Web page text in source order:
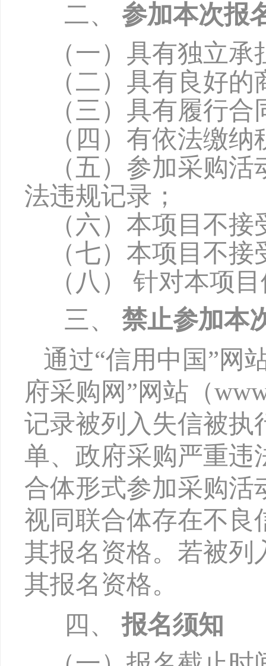
二、 参加本次报
（一）具有独立
（二）具有良好
（三）具有履行
（四）有依法缴
（五）参加采购
法违规记录；
（六）本项目不
（七）本项目不
（八）
针对本项
三、 禁止参加本
通过“信用中国”网
府采购网”网站（
记录被列入失信被执
单、政府采购严重违
合体形式参加采购活
视同联合体存在不良
其报名资格。若被列
其报名资格。
四、报名须知